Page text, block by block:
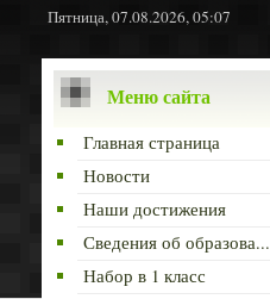
Пятница, 07.08.2026, 05:07
Меню сайта
Главная страница
Новости
Наши достижения
Сведения об образова...
Набор в 1 класс